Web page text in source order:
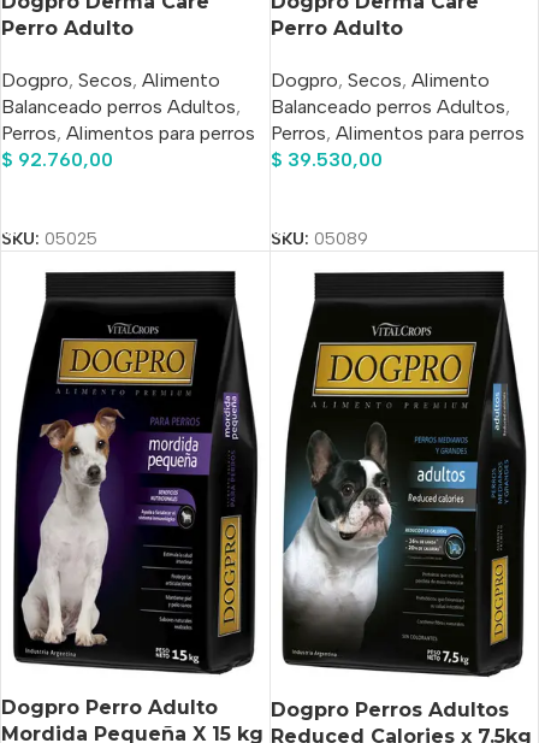
Perro Adulto
20kg
Dogpro, Secos, Alimento
Balanceado perros Adultos,
Perros, Alimentos para perros
$ 92.760,00
SKU: 05025
Perro Adulto
7.5 Kg
Dogpro, Secos, Alimento
Balanceado perros Adultos,
Perros, Alimentos para perros
$ 39.530,00
SKU: 05089
Dogpro Perro Adulto
Mordida Pequeña X 15 kg
Dogpro Perros Adultos
Reduced Calories x 7.5kg